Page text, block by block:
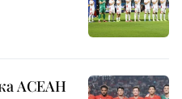
АСЕАН